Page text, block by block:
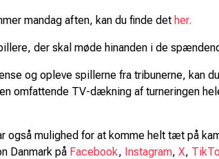
mandag aften, kan du finde det her.
der skal møde hinanden i de
og opleve spillerne fra tribunerne, kan
omfattende TV-dækning af turneringen
også mulighed for at komme helt tæt på
Danmark på Facebook, Instagram,X,